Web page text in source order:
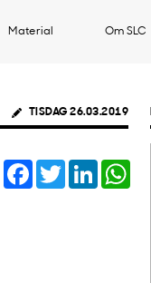
Material Om SLC
TISDAG 26.03.2019
Facebook
TwitterLinkedIn